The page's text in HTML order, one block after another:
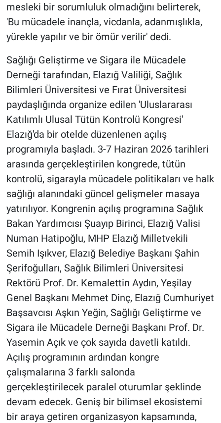
mesleki bir sorumluluk olmadığını belirterek,
'Bu mücadele inançla, vicdanla, adanmışlıkla,
yürekle yapılır ve bir ömür verilir' dedi.
Sağlığı Geliştirme ve Sigara ile Mücadele
Derneği tarafından, Elazığ Valiliği, Sağlık
Bilimleri Üniversitesi ve Fırat Üniversitesi
paydaşlığında organize edilen 'Uluslararası
Katılımlı Ulusal Tütün Kontrolü Kongresi'
Elazığ'da bir otelde düzenlenen açılış
programıyla başladı. 3-7 Haziran 2026 tarihleri
arasında gerçekleştirilen kongrede, tütün
kontrolü, sigarayla mücadele politikaları ve halk
sağlığı alanındaki güncel gelişmeler masaya
yatırılıyor. Kongrenin açılış programına Sağlık
Bakan Yardımcısı Şuayıp Birinci, Elazığ Valisi
Numan Hatipoğlu, MHP Elazığ Milletvekili
Semih Işıkver, Elazığ Belediye Başkanı Şahin
Şerifoğulları, Sağlık Bilimleri Üniversitesi
Rektörü Prof. Dr. Kemalettin Aydın, Yeşilay
Genel Başkanı Mehmet Dinç, Elazığ Cumhuriyet
Başsavcısı Aşkın Yeğin, Sağlığı Geliştirme ve
Sigara ile Mücadele Derneği Başkanı Prof. Dr.
Yasemin Açık ve çok sayıda davetli katıldı.
Açılış programının ardından kongre
çalışmalarına 3 farklı salonda
gerçekleştirilecek paralel oturumlar şeklinde
devam edecek. Geniş bir bilimsel ekosistemi
bir araya getiren organizasyon kapsamında,